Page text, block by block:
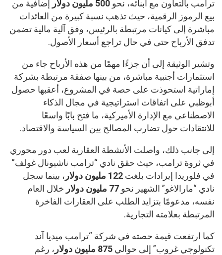
ترامب بالتعاون مع أبنائه، نحو 500 مليون دولار
إضافية من
بيع الرموز الرقمية، حيث تذهب نسبة كبيرة من العائدات
مباشرة إلى كيانات مرتبطة بالرئيس، وفق آلية مالية تضمن
تدفق الأرباح حتى في حال تراجع أسعار الأصول.
وتشير الوثيقة إلى أن جزءًا مهمًا من هذه الأرباح جاء من
استثمارات أجنبية مباشرة، من بينها صفقة مرتبطة بشركة
إماراتية استحوذت على حصة في المشروع، أعقبها حصول
أبوظبي على اتفاقات استراتيجية في مجال الذكاء
الاصطناعي مع الإدارة الأميركية، ما فتح بابًا واسعًا
للانتقادات حول تضارب المصالح بين السياسة والاقتصاد.
إلى جانب ذلك، واصلت الأنشطة العقارية لعب دور محوري
في ثروة ترامب، حيث حقق نادي “ترامب ناشيونال غولف”
في فلوريدا إيرادات بلغت 122 مليون دولار
، بينما سجل
نادي “مارالاغو” الشهير نحو 77 مليون دولار
خلال العام
نفسه، مدعومًا بتزايد الطلب على العقارات الفاخرة
المرتبطة بعلامته التجارية.
كما ارتفعت قيمة حصته في شركة “ترامب ميديا آند
تكنولوجي غروب” إلى حوالي 875 مليون دولار
، رغم